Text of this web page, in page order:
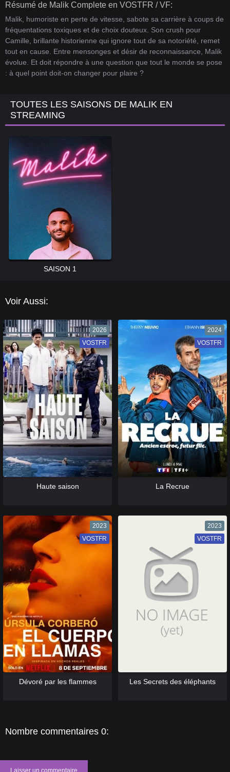
Résumé de Malik Complete en VOSTFR / VF:
Malik, humoriste en perte de vitesse, sabote sa carrière à coups de
fréquentations toxiques et de choix douteux. Son crush pour
Camille, brillante historienne qui ignore tout de sa notoriété, remet
tout en cause. Entre mensonges et désir de reconnaissance, Malik
évolue. Et doit répondre à une question que tout le monde se pose
: à quel point doit-on changer pour plaire ?
TOUTES LES SAISONS DE MALIK EN
STREAMING
SAISON 1
Voir Aussi:
2026
VF
VOSTFR
Haute saison
2024
VF
VOSTFR
La Recrue
2023
VF
VOSTFR
Dévoré par les flammes
2023
VF
VOSTFR
Les Secrets des éléphants
Nombre commentaires 0:
Laisser un commentaire